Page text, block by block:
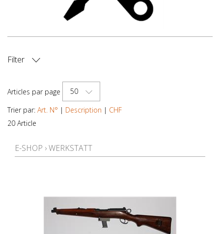
Filter
Articles par page
50
Trier par: Art. N° | Description | CHF
20 Article
E-SHOP ›WERKSTATT